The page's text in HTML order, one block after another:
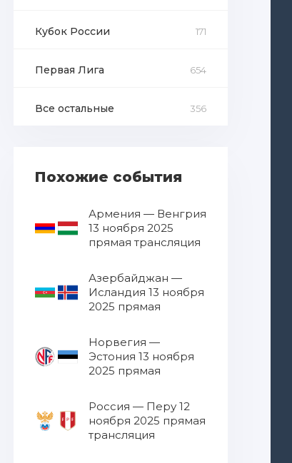
Кубок России 171
Первая Лига 654
Все остальные 356
Похожие события
Армения — Венгрия
13 ноября 2025
прямая трансляция
Азербайджан —
Исландия 13 ноября
2025 прямая
Норвегия —
Эстония 13 ноября
2025 прямая
Россия — Перу 12
ноября 2025 прямая
трансляция